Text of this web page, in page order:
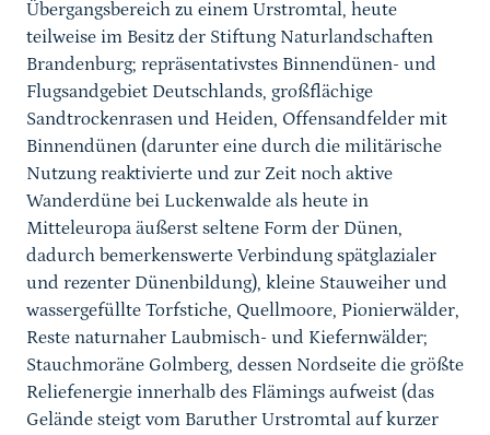
Übergangsbereich zu einem Urstromtal, heute
teilweise im Besitz der Stiftung Naturlandschaften
Brandenburg; repräsentativstes Binnendünen- und
Flugsandgebiet Deutschlands, großflächige
Sandtrockenrasen und Heiden, Offensandfelder mit
Binnendünen (darunter eine durch die militärische
Nutzung reaktivierte und zur Zeit noch aktive
Wanderdüne bei Luckenwalde als heute in
Mitteleuropa äußerst seltene Form der Dünen,
dadurch bemerkenswerte Verbindung spätglazialer
und rezenter Dünenbildung), kleine Stauweiher und
wassergefüllte Torfstiche, Quellmoore, Pionierwälder,
Reste naturnaher Laubmisch- und Kiefernwälder;
Stauchmoräne Golmberg, dessen Nordseite die größte
Reliefenergie innerhalb des Flämings aufweist (das
Gelände steigt vom Baruther Urstromtal auf kurzer